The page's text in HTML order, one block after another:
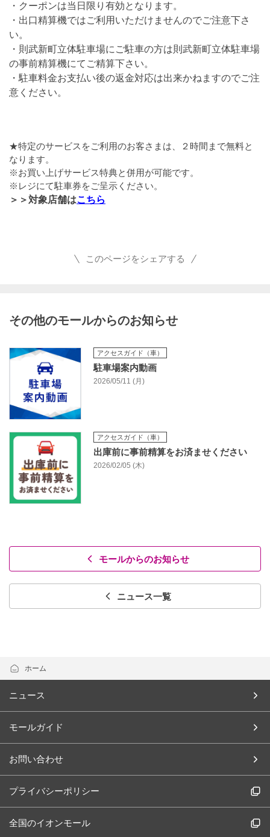
・クーポンは当日限り有効となります。
・出口精算機ではご利用いただけませんのでご注意下さ
い。
・則武新町立体駐車場にご駐車の方は則武新町立体駐車場
の事前精算機にてご精算下さい。
・駐車料金お支払い後の返金対応は出来かねますのでご注
意ください。
★特定のサービスをご利用のお客さまは、２時間まで無料と
なります。
※お買い上げサービス特典と併用が可能です。
※レジにて駐車券をご呈示ください。
＞＞対象店舗はこちら
このページをシェアする
その他のモールからのお知らせ
アクセスガイド（車）
駐車場案内動画
2026/05/11 (月)
アクセスガイド（車）
出庫前に事前精算をお済ませください
2026/02/05 (木)
モールからのお知らせ
ニュース一覧
ホーム
ニュース
モールガイド
お問い合わせ
プライバシーポリシー
全国のイオンモール